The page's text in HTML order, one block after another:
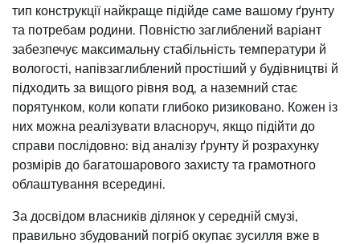
тип конструкції найкраще підійде саме вашому ґрунту
та потребам родини. Повністю заглиблений варіант
забезпечує максимальну стабільність температури й
вологості, напівзаглиблений простіший у будівництві й
підходить за вищого рівня вод, а наземний стає
порятунком, коли копати глибоко ризиковано. Кожен із
них можна реалізувати власноруч, якщо підійти до
справи послідовно: від аналізу ґрунту й розрахунку
розмірів до багатошарового захисту та грамотного
облаштування всередині.
За досвідом власників ділянок у середній смузі,
правильно збудований погріб окупає зусилля вже в